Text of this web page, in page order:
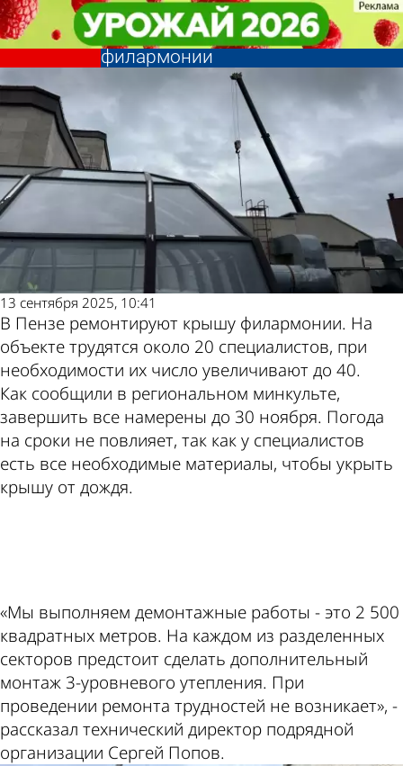
В Пензе за осень планируют
отремонтировать крышу
филармонии
Культура
13 сентября 2025, 10:41
В Пензе ремонтируют крышу филармонии. На
объекте трудятся около 20 специалистов, при
необходимости их число увеличивают до 40.
Как сообщили в региональном минкульте,
завершить все намерены до 30 ноября. Погода
на сроки не повлияет, так как у специалистов
есть все необходимые материалы, чтобы укрыть
крышу от дождя.
«Мы выполняем демонтажные работы - это 2 500
квадратных метров. На каждом из разделенных
секторов предстоит сделать дополнительный
монтаж 3-уровневого утепления. При
проведении ремонта трудностей не возникает», -
рассказал технический директор подрядной
организации Сергей Попов.
В Пензе за осень планируют
отремонтировать крышу
филармонии
Культура
Другие новости
по теме
Погода и курсы
валют в Пензе